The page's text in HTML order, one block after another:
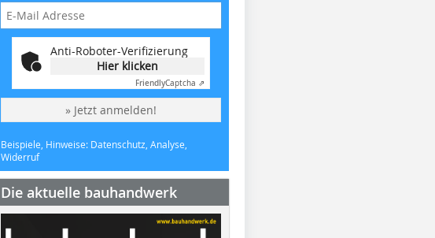
Anti-Roboter-Verifizierung
Hier klicken
FriendlyCaptcha ⇗
» Jetzt anmelden!
Beispiele, Hinweise: Datenschutz, Analyse,
Widerruf
Die aktuelle bauhandwerk